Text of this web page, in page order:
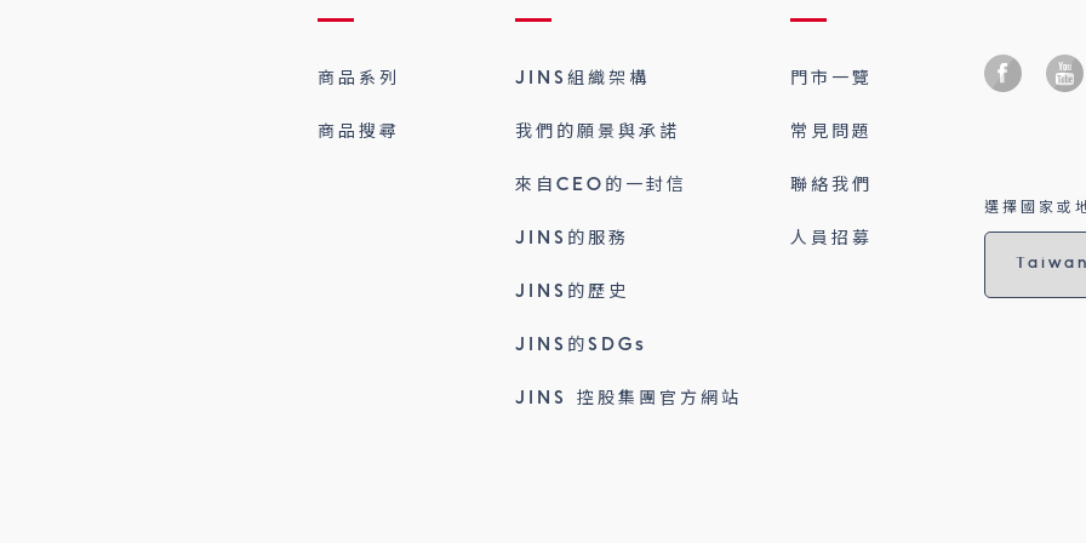
商品系列
商品搜尋
JINS組織架構
我們的願景與承諾
來自CEO的一封信
JINS的服務
JINS的歷史
JINS的SDGs
JINS 控股集團官方網站
門市一覽
常見問題
聯絡我們
人員招募
選擇國家或